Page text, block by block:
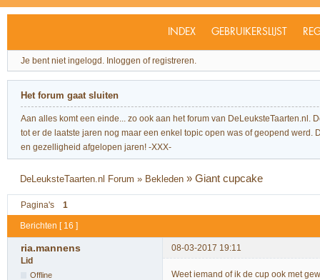
INDEX GEBRUIKERSLIJST
Je bent niet ingelogd. Inloggen of registreren.
Het forum gaat sluiten
Aan alles komt een einde... zo ook aan het forum van
tot er de laatste jaren nog maar een enkel topic open was of geopend
en gezelligheid afgelopen jaren! -XXX-
DeLeuksteTaarten.nl Forum » Bekleden »Giant cupcake
Pagina's 1
Berichten [ 16 ]
ria.mannens
08-03-2017 19:11
Lid
Offline Weet iemand of ik de cup ook met